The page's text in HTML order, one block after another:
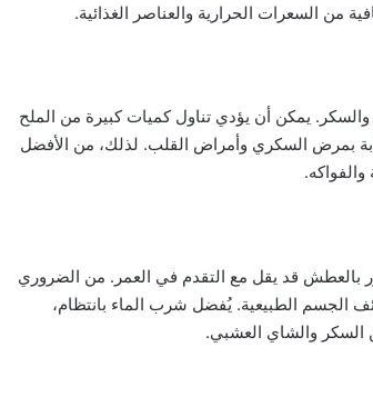
السعرات الحرارية والعناصر الغذائية.
يمكن أن يؤدي تناول كميات كبيرة من الملح
بمرض السكري وأمراض القلب. لذلك، من الأفضل
بالعطش قد يقل مع التقدم في العمر. من الضروري
الجسم الطبيعية. يُفضل شرب الماء بانتظام،
السكر والشاي العشبي.